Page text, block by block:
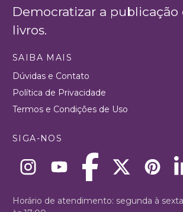
Democratizar a publicação
livros.
SAIBA MAIS
Dúvidas e Contato
Política de Privacidade
Termos e Condições de Uso
SIGA-NOS
Horário de atendimento: segunda à